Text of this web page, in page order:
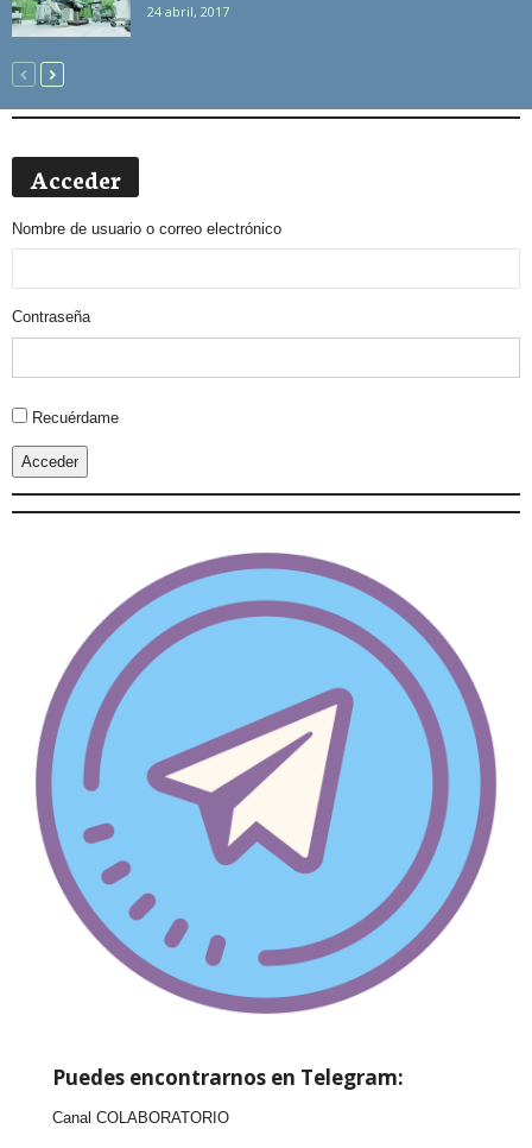
24 abril, 2017
Acceder
Nombre de usuario o correo electrónico
Contraseña
Alternative:
Recuérdame
Acceder
Puedes encontrarnos en Telegram:
Canal COLABORATORIO